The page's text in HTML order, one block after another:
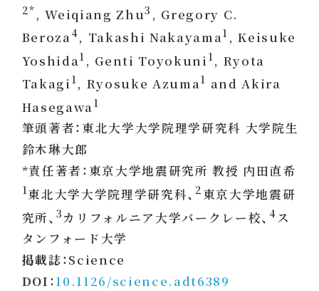
2* , Weiqiang Zhu3 , Gregory C.
Beroza 4, Takashi Nakayama 1 , Keisuke
Yoshida 1 , Genti Toyokuni 1 , Ryota
Takagi 1, Ryosuke Azuma 1 and Akira
Hasegawa 1
筆頭著者：東北大学大学院理学研究科 大学院生
鈴木琳大郎
*責任著者：東京大学地震研究所 教授 内田直希
1東北大学大学院理学研究科、 2 東京大学地震研
究所、 3 カリフォルニア大学バークレー校、 4 ス
タンフォード大学
掲載誌：Science
DOI：10.1126/science.adt6389